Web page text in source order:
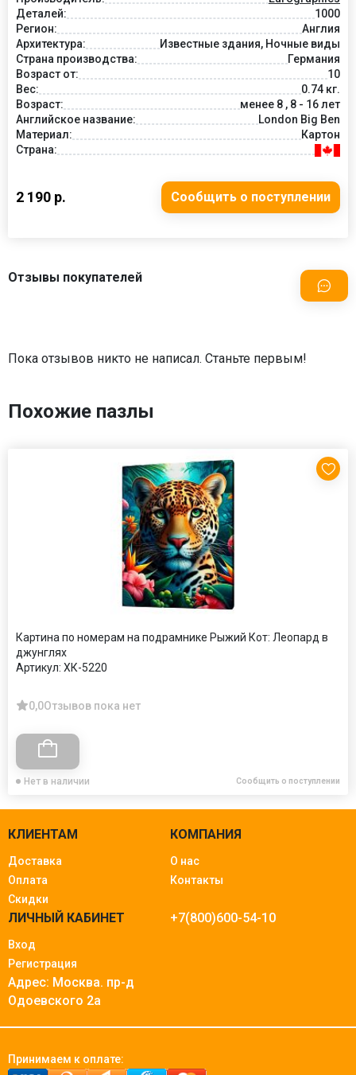
Деталей:
1000
Регион:
Англия
Архитектура:
Известные здания, Ночные виды
Страна производства:
Германия
Возраст от:
10
Вес:
0.74 кг.
Возраст:
менее 8 , 8 - 16 лет
Английское название:
London Big Ben
Материал:
Картон
Страна:
2 190 р. Сообщить о поступлении
Отзывы покупателей
Пока отзывов никто не написал. Станьте первым!
Похожие пазлы
Картина по номерам на подрамнике Рыжий Кот: Леопард в
джунглях
Артикул: ХК-5220
0,0Отзывов пока нет
Нет в наличии Сообщить о поступлении
КЛИЕНТАМ
Доставка
Оплата
Скидки
КОМПАНИЯ
О нас
Контакты
ЛИЧНЫЙ КАБИНЕТ
Вход
Регистрация
+7(800)600-54-10
Адрес: Москва. пр-д
Одоевского 2а
Принимаем к оплате: